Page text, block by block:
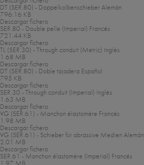
DT (SER.80) - Doppelkolbenschieber Alemán
796.16 KB
Descargar fichero
SER.80 - Double pelle (Imperial) Francés
721.44 KB
Descargar fichero
TL (SER.30) - Through conduit (Metric) Inglés
1.68 MB
Descargar fichero
DT (SER.80) - Doble tajadera Español
795 KB
Descargar fichero
SER.30 - Through conduit (Imperial) Inglés
1.63 MB
Descargar fichero
VG (SER.61) - Manchon élastomère Francés
1.98 MB
Descargar fichero
VG (SER.61) - Schieber für abrassive Medien Alemán
2.01 MB
Descargar fichero
SER.61 - Manchon élastomère (Imperial) Francés
1.97 MB